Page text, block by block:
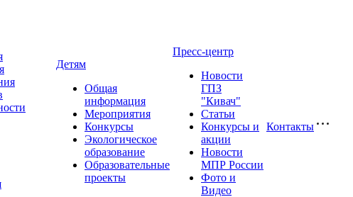
Детям
Общая
информация
Мероприятия
Конкурсы
Экологическое
образование
Образовательные
проекты
Пресс-центр
Новости
ГПЗ
"Кивач"
Статьи
Конкурсы и
акции
Новости
МПР России
Фото и
Видео
Контакты